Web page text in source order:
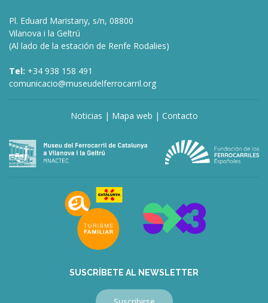
Pl. Eduard Maristany, s/n, 08800
Vilanova i la Geltrú
(Al lado de la estación de Renfe Rodalies)
Tel: +34 938 158 491
comunicacio@museudelferrocarril.org
Noticias | Mapa web | Contacto
SUSCRÍBETE AL NEWSLETTER